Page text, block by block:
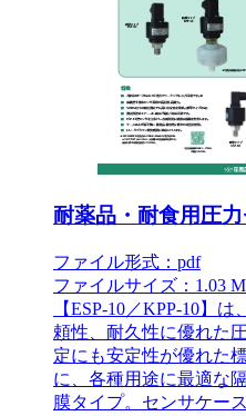
耐薬品・耐食用圧
ファイル形式：pdf
ファイルサイズ：1.03
【ESP-10／KPP-10】
頼性、耐久性に優れた
定にも安定性が優れた
に、各種用途に最適な
膜タイプ。センサケー